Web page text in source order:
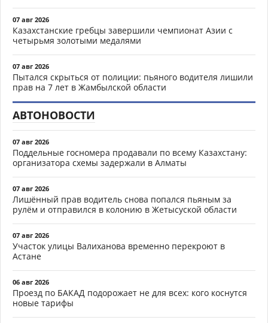
07 авг 2026
Казахстанские гребцы завершили чемпионат Азии с
четырьмя золотыми медалями
07 авг 2026
Пытался скрыться от полиции: пьяного водителя лишили
прав на 7 лет в Жамбылской области
АВТОНОВОСТИ
07 авг 2026
Поддельные госномера продавали по всему Казахстану:
организатора схемы задержали в Алматы
07 авг 2026
Лишённый прав водитель снова попался пьяным за
рулём и отправился в колонию в Жетысуской области
07 авг 2026
Участок улицы Валиханова временно перекроют в
Астане
06 авг 2026
Проезд по БАКАД подорожает не для всех: кого коснутся
новые тарифы